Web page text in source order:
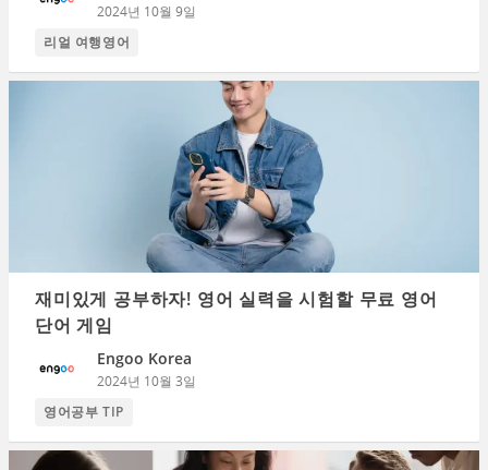
2024년 10월 9일
리얼 여행영어
재미있게 공부하자! 영어 실력을 시험할 무료 영어
단어 게임
Engoo Korea
2024년 10월 3일
영어공부 TIP